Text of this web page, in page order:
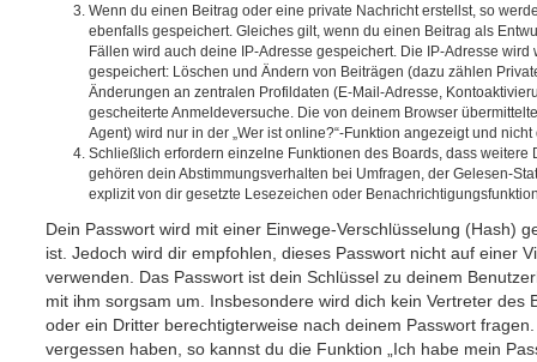
Wenn du einen Beitrag oder eine private Nachricht erstellst, so
ebenfalls gespeichert. Gleiches gilt, wenn du einen Beitrag als
Fällen wird auch deine IP-Adresse gespeichert. Die IP-Adresse
gespeichert: Löschen und Ändern von Beiträgen (dazu zählen
Änderungen an zentralen Profildaten (E-Mail-Adresse,
gescheiterte Anmeldeversuche. Die von deinem Browser
Agent) wird nur in der „Wer ist online?“-Funktion angezeigt und
Schließlich erfordern einzelne Funktionen des Boards, dass weitere
gehören dein Abstimmungsverhalten bei Umfragen, der Gelesen-
explizit von dir gesetzte Lesezeichen oder
Dein Passwort wird mit einer Einwege-Verschlüsselung (Hash)
ist. Jedoch wird dir empfohlen, dieses Passwort nicht auf einer
verwenden. Das Passwort ist dein Schlüssel zu deinem
mit ihm sorgsam um. Insbesondere wird dich kein Vertreter des
oder ein Dritter berechtigterweise nach deinem Passwort
vergessen haben, so kannst du die Funktion „Ich habe mein